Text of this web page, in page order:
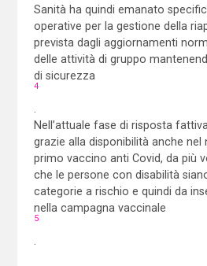
Sanità ha quindi emanato
operative per la gestione della
prevista dagli aggiornamenti
delle attività di gruppo
di sicurezza
4
Nell’attuale fase di risposta
grazie alla disponibilità anche nel
primo vaccino anti Covid, da più
che le persone con disabilità
categorie a rischio e quindi da
nella campagna vaccinale
5